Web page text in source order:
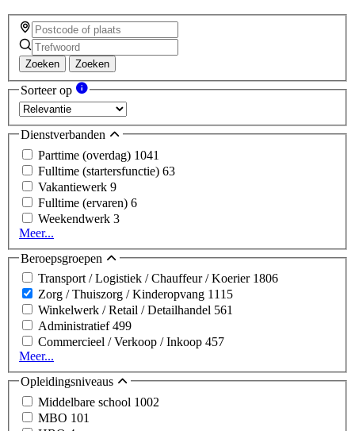
Zoeken Zoeken
Sorteer op
Dienstverbanden
Parttime (overdag) 1041
Fulltime (startersfunctie) 63
Vakantiewerk 9
Fulltime (ervaren) 6
Weekendwerk 3
Meer...
Beroepsgroepen
Transport / Logistiek / Chauffeur / Koerier 1806
Zorg / Thuiszorg / Kinderopvang 1115
Winkelwerk / Retail / Detailhandel 561
Administratief499
Commercieel / Verkoop / Inkoop 457
Meer...
Opleidingsniveaus
Middelbare school 1002
MBO 101